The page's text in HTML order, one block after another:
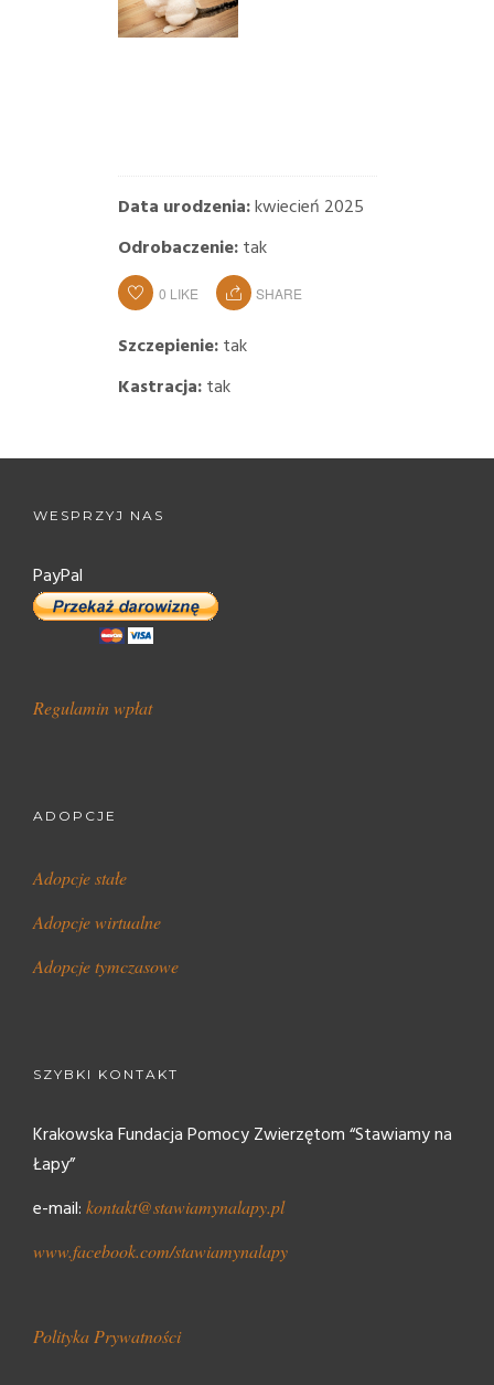
Data urodzenia:kwiecień 2025
Odrobaczenie:tak
0 LIKE SHARE
Szczepienie:tak
Kastracja:tak
WESPRZYJ NAS
PayPal
Regulamin wpłat
ADOPCJE
Adopcje stałe
Adopcje wirtualne
Adopcje tymczasowe
SZYBKI KONTAKT
Krakowska Fundacja Pomocy Zwierzętom “Stawiamy na
Łapy”
e-mail: kontakt@stawiamynalapy.pl
www.facebook.com/stawiamynalapy
Polityka Prywatności